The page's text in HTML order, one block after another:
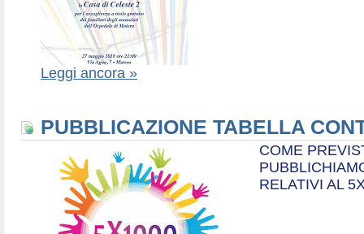
Leggi ancora »
PUBBLICAZIONE TABELLA
COME
RELATIVI AL